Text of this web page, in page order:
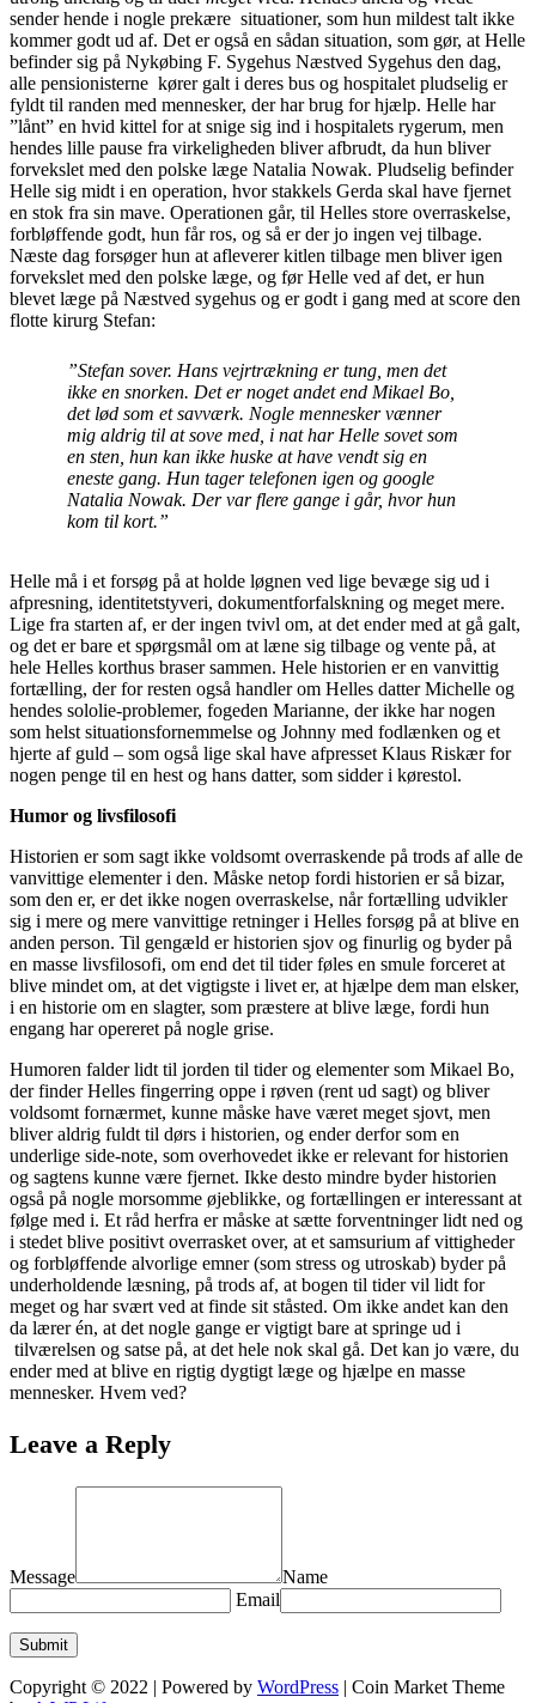
sender hende i nogle prekære situationer, som hun mildest talt ikke
kommer godt ud af. Det er også en sådan situation, som gør, at Helle
befinder sig på Nykøbing F. Sygehus Næstved Sygehus den dag,
alle pensionisterne kører galt i deres bus og hospitalet pludselig er
fyldt til randen med mennesker, der har brug for hjælp. Helle har
”lånt” en hvid kittel for at snige sig ind i hospitalets rygerum, men
hendes lille pause fra virkeligheden bliver afbrudt, da hun bliver
forvekslet med den polske læge Natalia Nowak. Pludselig befinder
Helle sig midt i en operation, hvor stakkels Gerda skal have fjernet
en stok fra sin mave. Operationen går, til Helles store overraskelse,
forbløffende godt, hun får ros, og så er der jo ingen vej tilbage.
Næste dag forsøger hun at afleverer kitlen tilbage men bliver igen
forvekslet med den polske læge, og før Helle ved af det, er hun
blevet læge på Næstved sygehus og er godt i gang med at score den
flotte kirurg Stefan:
”Stefan sover. Hans vejrtrækning er tung, men det
ikke en snorken. Det er noget andet end Mikael Bo,
det lød som et savværk. Nogle mennesker vænner
mig aldrig til at sove med, i nat har Helle sovet som
en sten, hun kan ikke huske at have vendt sig en
eneste gang. Hun tager telefonen igen og google
Natalia Nowak. Der var flere gange i går, hvor hun
kom til kort.”
Helle må i et forsøg på at holde løgnen ved lige bevæge sig ud i
afpresning, identitetstyveri, dokumentforfalskning og meget mere.
Lige fra starten af, er der ingen tvivl om, at det ender med at gå galt,
og det er bare et spørgsmål om at læne sig tilbage og vente på, at
hele Helles korthus braser sammen. Hele historien er en vanvittig
fortælling, der for resten også handler om Helles datter Michelle og
hendes sololie-problemer, fogeden Marianne, der ikke har nogen
som helst situationsfornemmelse og Johnny med fodlænken og et
hjerte af guld – som også lige skal have afpresset Klaus Riskær for
nogen penge til en hest og hans datter, som sidder i kørestol.
Humor og livsfilosofi
Historien er som sagt ikke voldsomt overraskende på trods af alle de
vanvittige elementer i den. Måske netop fordi historien er så bizar,
som den er, er det ikke nogen overraskelse, når fortælling udvikler
sig i mere og mere vanvittige retninger i Helles forsøg på at blive en
anden person. Til gengæld er historien sjov og finurlig og byder på
en masse livsfilosofi, om end det til tider føles en smule forceret at
blive mindet om, at det vigtigste i livet er, at hjælpe dem man elsker,
i en historie om en slagter, som præstere at blive læge, fordi hun
engang har opereret på nogle grise.
Humoren falder lidt til jorden til tider og elementer som Mikael Bo,
der finder Helles fingerring oppe i røven (rent ud sagt) og bliver
voldsomt fornærmet, kunne måske have været meget sjovt, men
bliver aldrig fuldt til dørs i historien, og ender derfor som en
underlige side-note, som overhovedet ikke er relevant for historien
og sagtens kunne være fjernet. Ikke desto mindre byder historien
også på nogle morsomme øjeblikke, og fortællingen er interessant at
følge med i. Et råd herfra er måske at sætte forventninger lidt ned og
i stedet blive positivt overrasket over, at et samsurium af vittigheder
og forbløffende alvorlige emner (som stress og utroskab) byder på
underholdende læsning, på trods af, at bogen til tider vil lidt for
meget og har svært ved at finde sit ståsted. Om ikke andet kan den
da lærer én, at det nogle gange er vigtigt bare at springe ud i
tilværelsen og satse på, at det hele nok skal gå. Det kan jo være, du
ender med at blive en rigtig dygtigt læge og hjælpe en masse
mennesker. Hvem ved?
Leave a Reply
Message
Name
Email
Copyright © 2022 | Powered by WordPress | Coin Market Theme